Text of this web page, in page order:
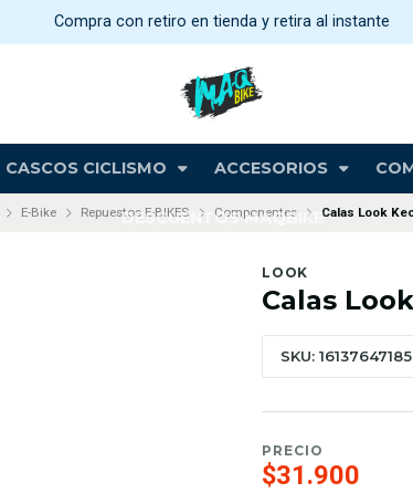
CASCOS CICLISMO ACCESORIOS
DESCUENTOS MAQBIKE
Compra con retiro en tienda y retira al instante
E-Bike Repuestos E-BIKES Componentes Calas Look
LOOK
Calas
SKU:
PRECIO
$31.900